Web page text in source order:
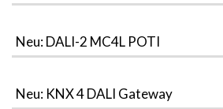
Neu: DALI-2 MC4L POTI
Neu: KNX 4 DALI Gateway